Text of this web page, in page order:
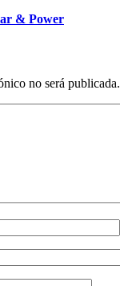
& Power
no será publicada.